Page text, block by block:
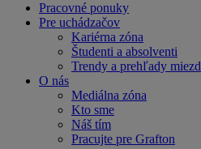
Pracovné ponuky
Pre uchádzačov
Kariérna zóna
Študenti a absolventi
Trendy a prehľady miezd
O nás
Mediálna zóna
Kto sme
Náš tím
Pracujte pre Grafton